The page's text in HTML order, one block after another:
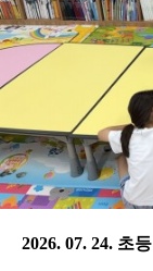
2026. 07. 24. 초